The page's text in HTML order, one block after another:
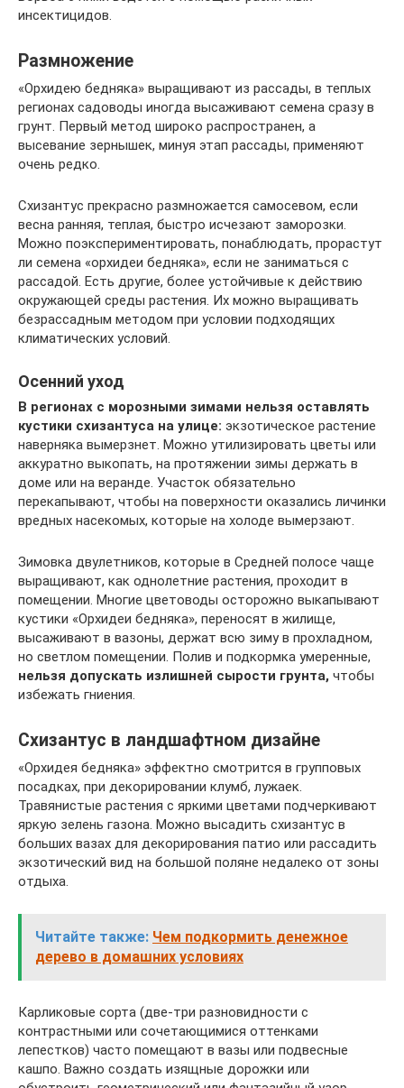
инсектицидов.
Размножение
«Орхидею бедняка» выращивают из рассады, в теплых
регионах садоводы иногда высаживают семена сразу в
грунт. Первый метод широко распространен, а
высевание зернышек, минуя этап рассады, применяют
очень редко.
Схизантус прекрасно размножается самосевом, если
весна ранняя, теплая, быстро исчезают заморозки.
Можно поэкспериментировать, понаблюдать, прорастут
ли семена «орхидеи бедняка», если не заниматься с
рассадой. Есть другие, более устойчивые к действию
окружающей среды растения. Их можно выращивать
безрассадным методом при условии подходящих
климатических условий.
Осенний уход
В регионах с морозными зимами нельзя оставлять
кустики схизантуса на улице: экзотическое растение
наверняка вымерзнет. Можно утилизировать цветы или
аккуратно выкопать, на протяжении зимы держать в
доме или на веранде. Участок обязательно
перекапывают, чтобы на поверхности оказались личинки
вредных насекомых, которые на холоде вымерзают.
Зимовка двулетников, которые в Средней полосе чаще
выращивают, как однолетние растения, проходит в
помещении. Многие цветоводы осторожно выкапывают
кустики «Орхидеи бедняка», переносят в жилище,
высаживают в вазоны, держат всю зиму в прохладном,
но светлом помещении. Полив и подкормка умеренные,
нельзя допускать излишней сырости грунта, чтобы
избежать гниения.
Схизантус в ландшафтном дизайне
«Орхидея бедняка» эффектно смотрится в групповых
посадках, при декорировании клумб, лужаек.
Травянистые растения с яркими цветами подчеркивают
яркую зелень газона. Можно высадить схизантус в
больших вазах для декорирования патио или рассадить
экзотический вид на большой поляне недалеко от зоны
отдыха.
Читайте также: Чем подкормить денежное
дерево в домашних условиях
Карликовые сорта (две-три разновидности с
контрастными или сочетающимися оттенками
лепестков) часто помещают в вазы или подвесные
кашпо. Важно создать изящные дорожки или